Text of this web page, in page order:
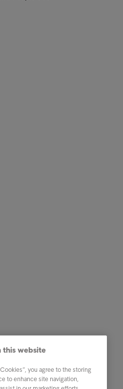
this website
you agree to the storing
to enhance site navigation,